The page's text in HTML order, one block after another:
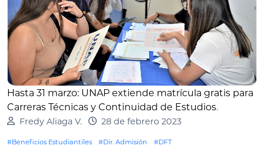
Hasta 31 marzo: UNAP extiende matrícula gratis para
Carreras Técnicas y Continuidad de Estudios.
Fredy Aliaga V. 28 de febrero 2023
#Beneficios Estudiantiles #Dir. Admisión #DFT